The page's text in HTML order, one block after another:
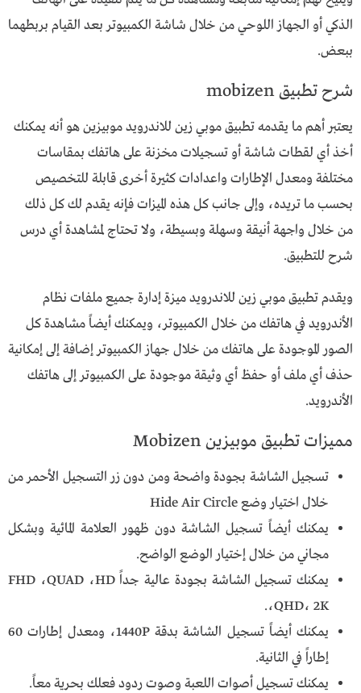
الذكي أو الجهاز اللوحي من خلال شاشة الكمبيوتر بعد القيام بربطهما
ببعض.
شرح تطبيق mobizen
يعتبر أهم ما يقدمه تطبيق موبي زين للاندرويد موبيزين هو أنه يمكنك
أخذ أي لقطات شاشة أو تسجيلات مخزنة على هاتفك بمقاسات
مختلفة ومعدل الإطارات واعدادات كثيرة أخرى قابلة للتخصيص
بحسب ما تريده، وإلى جانب كل هذه الميزات فإنه يقدم لك كل ذلك
من خلال واجهة أنيقة وسهلة وبسيطة، ولا تحتاج لمشاهدة أي درس
شرح للتطبيق.
ويقدم تطبيق موبي زين للاندرويد ميزة إدارة جميع ملفات نظام
الأندرويد في هاتفك من خلال الكمبيوتر، ويمكنك أيضاً مشاهدة كل
الصور الموجودة على هاتفك من خلال جهاز الكمبيوتر إضافة إلى إمكانية
حذف أي ملف أو حفظ أي وثيقة موجودة على الكمبيوتر إلى هاتفك
الأندرويد.
مميزات تطبيق موبيزين Mobizen
تسجيل الشاشة بجودة واضحة ومن دون زر التسجيل الأحمر من
خلال اختيار وضع Hide Air Circle
يمكنك أيضاً تسجيل الشاشة دون ظهور العلامة المائية وبشكل
مجاني من خلال إختيار الوضع الواضح.
يمكنك تسجيل الشاشة بجودة عالية جداً FHD ،QUAD ،HD
،QHD، 2K.
يمكنك أيضاً تسجيل الشاشة بدقة 1440P، ومعدل إطارات 60
إطاراً في الثانية.
يمكنك تسجيل أصوات اللعبة وصوت ردود فعلك بحرية معاً.